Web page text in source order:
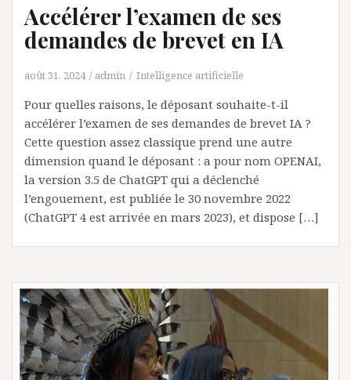
Accélérer l’examen de ses
demandes de brevet en IA
août 31, 2024 admin Intelligence artificielle
Pour quelles raisons, le déposant souhaite-t-il
accélérer l’examen de ses demandes de brevet IA ?
Cette question assez classique prend une autre
dimension quand le déposant : a pour nom OPENAI,
la version 3.5 de ChatGPT qui a déclenché
l’engouement, est publiée le 30 novembre 2022
(ChatGPT 4 est arrivée en mars 2023), et dispose […]